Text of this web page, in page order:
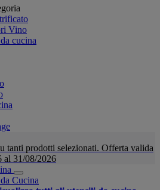
Vino
cucina
tanti prodotti selezionati. Offerta valida
al 31/08/2026
Cucina